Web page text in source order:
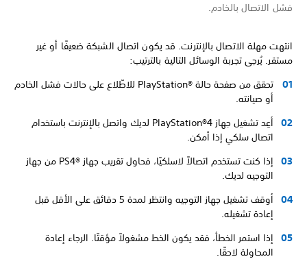
فشل الاتصال بالخادم.
انتهت مهلة الاتصال بالإنترنت. قد يكون اتصال الشبكة ضعيفًا أو غير
مستقر. يُرجى تجربة الوسائل التالية بالترتيب:
تحقق من صفحة حالة PlayStation®‎ للاطّلاع على حالات فشل الخادم
أو صيانته.
أعِد تشغيل جهاز PlayStation®4 لديك واتصل بالإنترنت باستخدام
اتصال سلكي إذا أمكن.
إذا كنت تستخدم اتصالاً لاسلكيًا، فحاول تقريب جهاز PS4®‎ من جهاز
التوجيه لديك.
أوقف تشغيل جهاز التوجيه وانتظر لمدة 5 دقائق على الأقل قبل
إعادة تشغيله.
إذا استمر الخطأ، فقد يكون الخط مشغولاً مؤقتًا. الرجاء إعادة
المحاولة لاحقًا.